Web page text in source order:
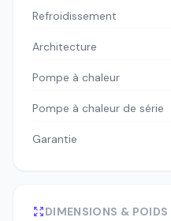
Refroidissement
Architecture
Pompe à chaleur
Pompe à chaleur de série
Garantie
DIMENSIONS & POIDS